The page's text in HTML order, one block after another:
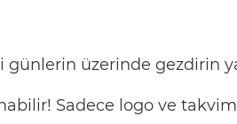
üzerinde gezdirin
Sadece logo ve